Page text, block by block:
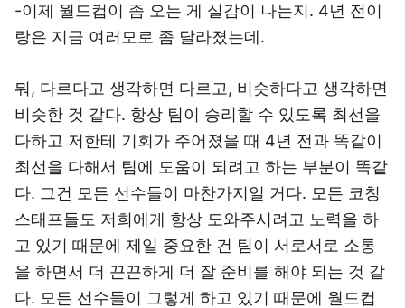
-이제 월드컵이 좀 오는 게 실감이 나는지. 4년 전이
랑은 지금 여러모로 좀 달라졌는데.
뭐, 다르다고 생각하면 다르고, 비슷하다고 생각하면
비슷한 것 같다. 항상 팀이 승리할 수 있도록 최선을
다하고 저한테 기회가 주어졌을 때 4년 전과 똑같이
최선을 다해서 팀에 도움이 되려고 하는 부분이 똑같
다. 그건 모든 선수들이 마찬가지일 거다. 모든 코칭
스태프들도 저희에게 항상 도와주시려고 노력을 하
고 있기 때문에 제일 중요한 건 팀이 서로서로 소통
을 하면서 더 끈끈하게 더 잘 준비를 해야 되는 것 같
다. 모든 선수들이 그렇게 하고 있기 때문에 월드컵